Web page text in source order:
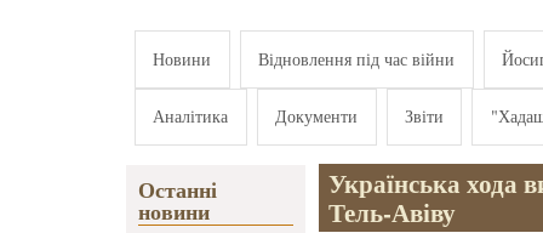
Новини Відновлення під час війни
Аналітика Документи Звіти
Останні
новини
Українська хода
Тель-Авіву